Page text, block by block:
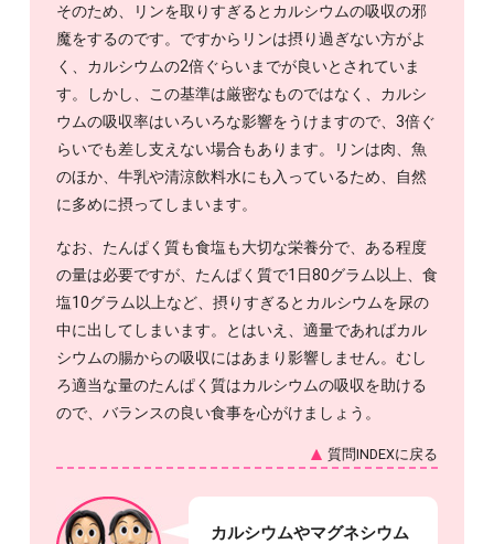
そのため、リンを取りすぎるとカルシウムの吸収の邪
魔をするのです。ですからリンは摂り過ぎない方がよ
く、カルシウムの2倍ぐらいまでが良いとされていま
す。しかし、この基準は厳密なものではなく、カルシ
ウムの吸収率はいろいろな影響をうけますので、3倍ぐ
らいでも差し支えない場合もあります。リンは肉、魚
のほか、牛乳や清涼飲料水にも入っているため、自然
に多めに摂ってしまいます。
なお、たんぱく質も食塩も大切な栄養分で、ある程度
の量は必要ですが、たんぱく質で1日80グラム以上、食
塩10グラム以上など、摂りすぎるとカルシウムを尿の
中に出してしまいます。とはいえ、適量であればカル
シウムの腸からの吸収にはあまり影響しません。むし
ろ適当な量のたんぱく質はカルシウムの吸収を助ける
ので、バランスの良い食事を心がけましょう。
質問INDEXに戻る
カルシウムやマグネシウム